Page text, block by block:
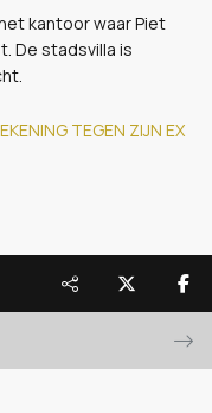
kantoor waar Piet
De stadsvilla is
TEGEN ZIJN EX